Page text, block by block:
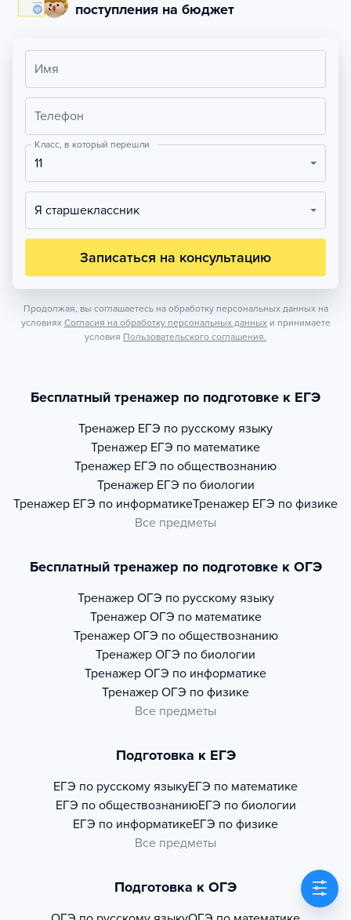
поступления на бюджет
Имя
Телефон
Класс, в который перешли
11
Я старшеклассник
Записаться на консультацию
Продолжая, вы соглашаетесь на обработку персональных данных на
условиях Согласия на обработку персональных данных и принимаете
условия Пользовательского соглашения.
Бесплатный тренажер по подготовке к ЕГЭ
Тренажер ЕГЭ по русскому языку
Тренажер ЕГЭ по математике
Тренажер ЕГЭ по обществознанию
Тренажер ЕГЭ по биологии
Тренажер ЕГЭ по информатикеТренажер ЕГЭ по физике
Все предметы
Бесплатный тренажер по подготовке к ОГЭ
Тренажер ОГЭ по русскому языку
Тренажер ОГЭ по математике
Тренажер ОГЭ по обществознанию
Тренажер ОГЭ по биологии
Тренажер ОГЭ по информатике
Тренажер ОГЭ по физике
Все предметы
Подготовка к ЕГЭ
ЕГЭ по русскому языкуЕГЭ по математике
ЕГЭ по обществознаниюЕГЭ по биологии
ЕГЭ по информатикеЕГЭ по физике
Все предметы
Подготовка к ОГЭ